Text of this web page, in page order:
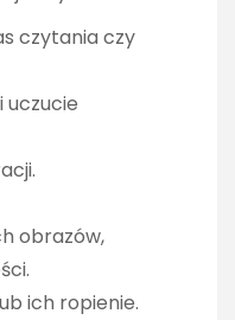
czytania czy
uczucie
obrazów,
ich ropienie.